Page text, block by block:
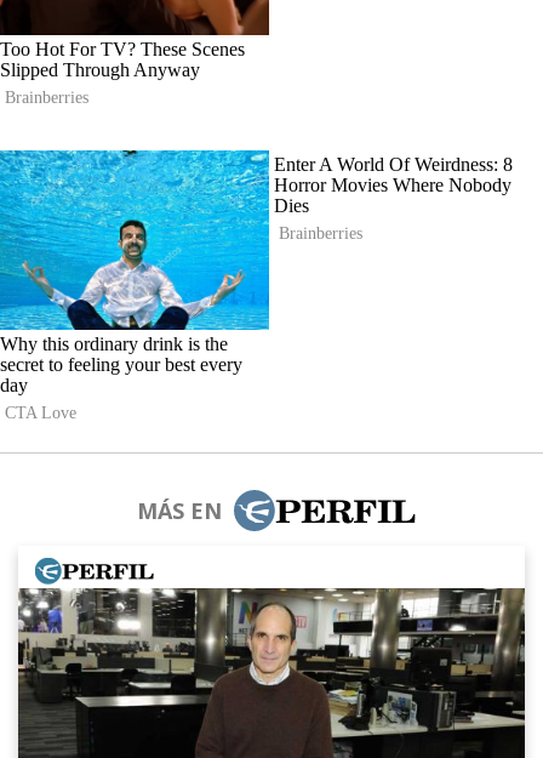
MÁS EN